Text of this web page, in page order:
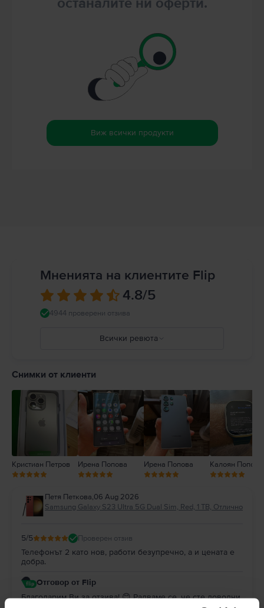
останалите ни оферти.
Виж всички продукти
Мненията на клиентите Flip
4.8/5
4944 проверени отзива
Всички ревюта
Снимки от клиенти
Кристиан Петров Ирена Попова Ирена Попова Калоян Попов
Петя Петкова,06 Aug 2026
Samsung Galaxy S23 Ultra 5G Dual Sim, Red, 1 TB, Отлично
5/5 Проверен отзив
Телефонът 2 като нов, работи безупречно, а и цената е
добра.
Отговор от Flip
Благодарим Ви за отзива! 😊 Радваме се, че сте доволни